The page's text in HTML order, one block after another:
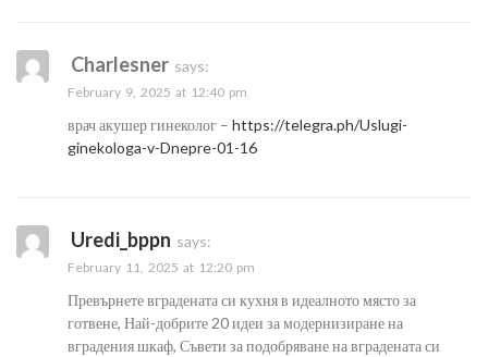
Charlesner says:
February 9, 2025 at 12:40 pm
врач акушер гинеколог – https://telegra.ph/Uslugi-
ginekologa-v-Dnepre-01-16
Uredi_bppn says:
February 11, 2025 at 12:20 pm
Превърнете вградената си кухня в идеалното място за
готвене, Най-добрите 20 идеи за модернизиране на
вградения шкаф, Съвети за подобряване на вградената си